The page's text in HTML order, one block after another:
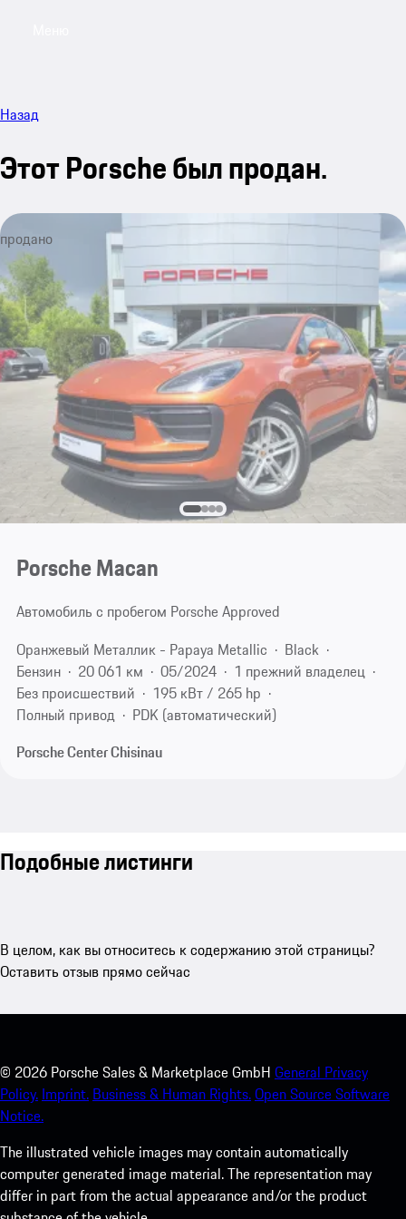
Назад
Этот Porsche был продан.
продано
Porsche Macan
Автомобиль с пробегом Porsche Approved
Оранжевый Металлик - Papaya Metallic
Black
Бензин
20 061 км 05/2024
1 прежний владелец
Без происшествий
195 кВт / 265 hp
Полный привод
PDK (автоматический)
Porsche Center Chisinau
Подобные листинги
В целом, как вы относитесь к содержанию этой страницы?
Оставить отзыв прямо сейчас
© 2026 Porsche Sales & Marketplace GmbH General Privacy
Policy. Imprint. Business & Human Rights.Open Source Software
Notice.
The illustrated vehicle images may contain automatically
computer generated image material. The representation may
differ in part from the actual appearance and/or the product